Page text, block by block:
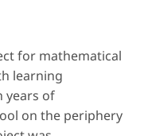
for mathematical
learning
years of
on the periphery